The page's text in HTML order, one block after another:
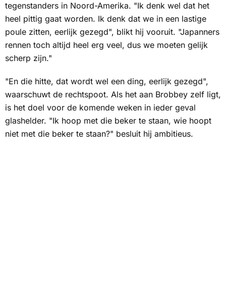
tegenstanders in Noord-Amerika. "Ik denk wel dat het
heel pittig gaat worden. Ik denk dat we in een lastige
poule zitten, eerlijk gezegd", blikt hij vooruit. "Japanners
rennen toch altijd heel erg veel, dus we moeten gelijk
scherp zijn."
"En die hitte, dat wordt wel een ding, eerlijk gezegd",
waarschuwt de rechtspoot. Als het aan Brobbey zelf ligt,
is het doel voor de komende weken in ieder geval
glashelder. "Ik hoop met die beker te staan, wie hoopt
niet met die beker te staan?" besluit hij ambitieus.